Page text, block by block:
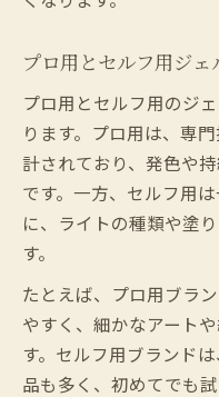
プロ用とセルフ用ジ
プロ用とセルフ用のジ
ります。プロ用は、専
計されており、発色や
です。一方、セルフ用
に、ライトの種類や塗
す。
たとえば、プロ用ブラ
やすく、細かなアート
す。セルフ用ブランド
品も多く、初めてでも